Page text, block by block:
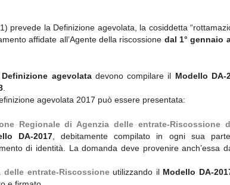
prevede la Definizione agevolata, la cosiddetta
affidate all’Agente della riscossione dal 1° gennaio
Definizione agevolata devono compilare il Modello DA-
agevolata 2017 può essere presentata:
Regionale di Agenzia delle entrate-Riscossione
DA-2017, debitamente compilato in ogni sua parte,
di identità. La domanda deve provenire anch’essa
delle entrate-Riscossioneutilizzando il Modello DA-